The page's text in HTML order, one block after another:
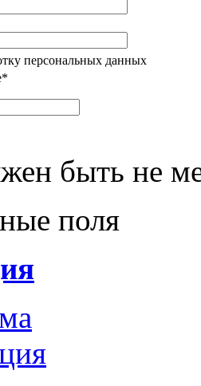
персональных данных
*
быть не
поля